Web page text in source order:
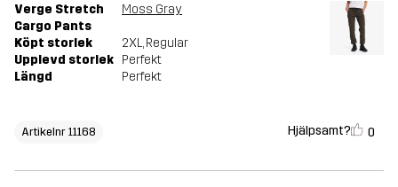
Verge Stretch
Cargo Pants
Moss Gray
Köpt storlek 2XL, Regular
Upplevd storlek Perfekt
Längd
Perfekt
Artikelnr 11168 Hjälpsamt? 0